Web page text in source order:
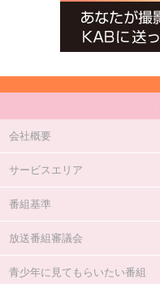
会社概要
サービスエリア
番組基準
放送番組審議会
青少年に見てもらいたい番組